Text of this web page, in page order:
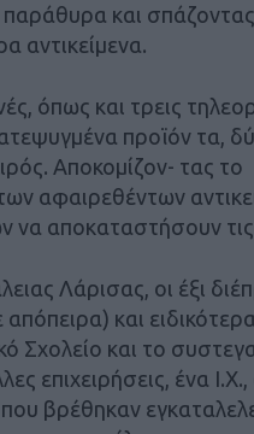
και σπάζοντας
αντικείμενα.
όπως και τρεις
προϊόν τα,
Αποκομίζον- τας το
αφαιρεθέντων
να αποκαταστήσουν τις
Λάρισας, οι έξι
και ειδικότερα
Σχολείο και το
επιχειρήσεις, ένα
βρέθηκαν